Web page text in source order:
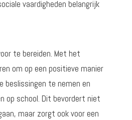
vaardigheden belangrijk
te bereiden. Met het
om op een positieve manier
beslissingen te nemen en
op school. Dit bevordert niet
maar zorgt ook voor een